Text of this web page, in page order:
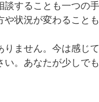
することも一つの
状況が変わることも
ません。今は感じ
。あなたが少しで